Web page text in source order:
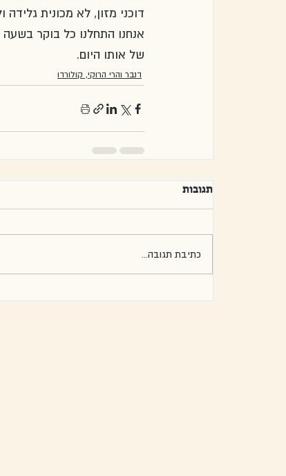
דוכני מזון, לא מכונית
של אותו היום.
דנבר והרי הרוקי, קולורדו
תגובות
כתיבת תגובה...